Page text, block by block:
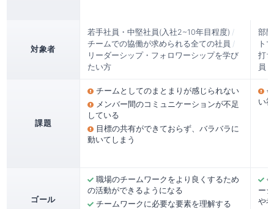
対象者
若手社員・中堅社員(入社2~10年目程度) /
チームでの協働が求められる全ての社員 /
リーダーシップ・フォロワーシップを学び
たい方
部
ト
打
員
課題
チームとしてのまとまりが感じられない
メンバー間のコミュニケーションが不足
している
目標の共有ができておらず、バラバラに
動いてしまう
い
ゴール
職場のチームワークをより良くするため
の活動ができるようになる
チームワークに必要な要素を理解する
ー
や